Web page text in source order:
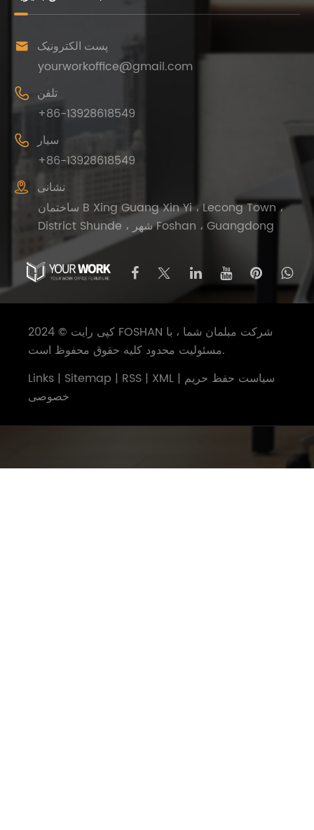
 پست الکترونیک
yourworkoffice@gmail.com
 تلفن
+86-13928618549
 سیار
+86-13928618549
 نشانی
ساختمان B Xing Guang Xin Yi ، Lecong Town ،
District Shunde ، شهر Foshan ، Guangdong
کپی رایت © 2024 FOSHAN شرکت مبلمان شما ، با
مسئولیت محدود کلیه حقوق محفوظ است.
Links | Sitemap | RSS | XML | سیاست حفظ حریم
خصوصی